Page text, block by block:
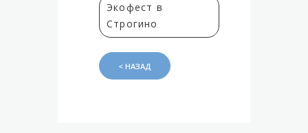
Экофест в
Строгино
< НАЗАД